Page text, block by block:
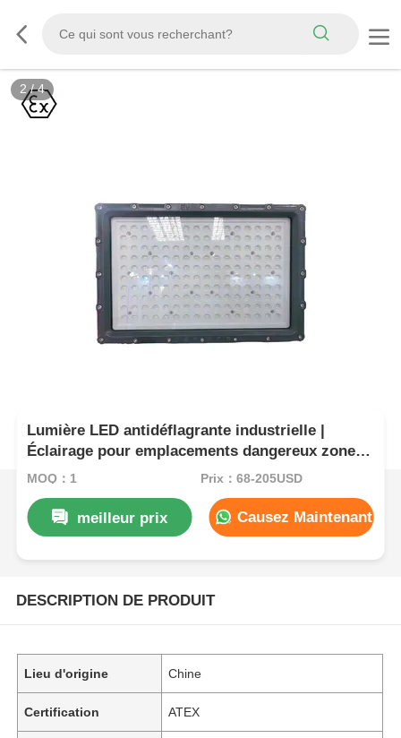
3/4
Lumière LED antidéflagrante industrielle |
Éclairage pour emplacements dangereux zones
1 et 2
MOQ：1 Prix：68-205USD
meilleur prix Causez Maintenant
DESCRIPTION DE PRODUIT
Lieu d'origine Chine
Certification ATEX